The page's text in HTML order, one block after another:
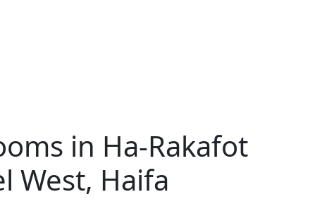
in Ha-Rakafot
West, Haifa